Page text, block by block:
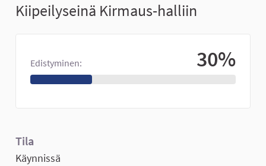
Kiipeilyseinä Kirmaus-halliin
Edistyminen: 30%
Tila
Käynnissä